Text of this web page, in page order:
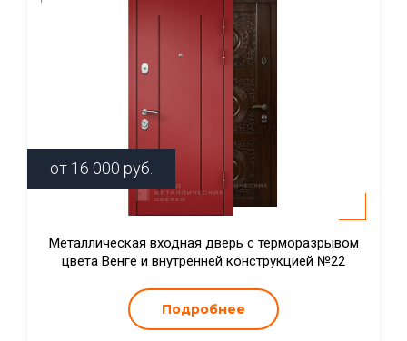
от 16 000 руб.
Металлическая входная дверь с терморазрывом
цвета Венге и внутренней конструкцией №22
Подробнее